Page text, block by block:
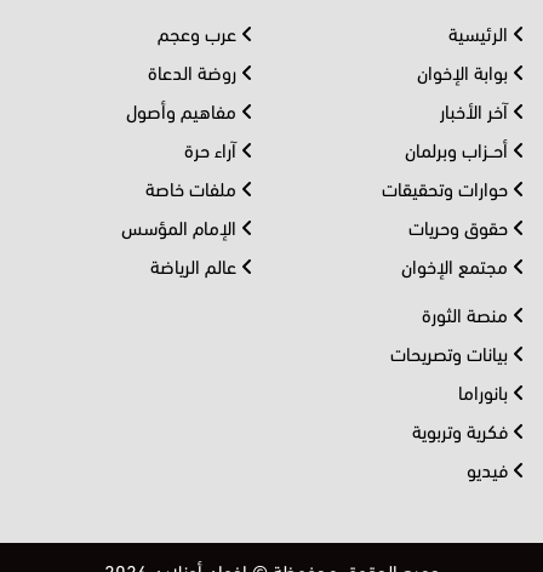
الرئيسية
بوابة الإخوان
آخر الأخبار
أحــزاب وبرلمان
حوارات وتحقيقات
حقوق وحريات
مجتمع الإخوان
عرب وعجم
روضة الدعاة
مفاهيم وأصول
آراء حرة
ملفات خاصة
الإمام المؤسس
عالم الرياضة
منصة الثورة
بيانات وتصريحات
بانوراما
فكرية وتربوية
فيديو